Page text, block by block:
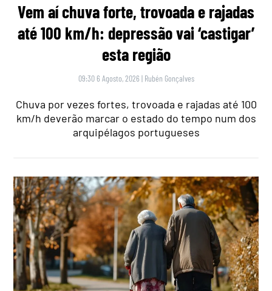
Vem aí chuva forte, trovoada e rajadas
até 100 km/h: depressão vai ‘castigar’
esta região
09:30 6 Agosto, 2026 | Rubén Gonçalves
Chuva por vezes fortes, trovoada e rajadas até 100
km/h deverão marcar o estado do tempo num dos
arquipélagos portugueses